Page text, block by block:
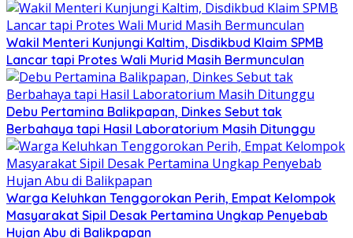
Wakil Menteri Kunjungi Kaltim, Disdikbud Klaim SPMB
Lancar tapi Protes Wali Murid Masih Bermunculan
Debu Pertamina Balikpapan, Dinkes Sebut tak
Berbahaya tapi Hasil Laboratorium Masih Ditunggu
Warga Keluhkan Tenggorokan Perih, Empat Kelompok
Masyarakat Sipil Desak Pertamina Ungkap Penyebab
Hujan Abu di Balikpapan